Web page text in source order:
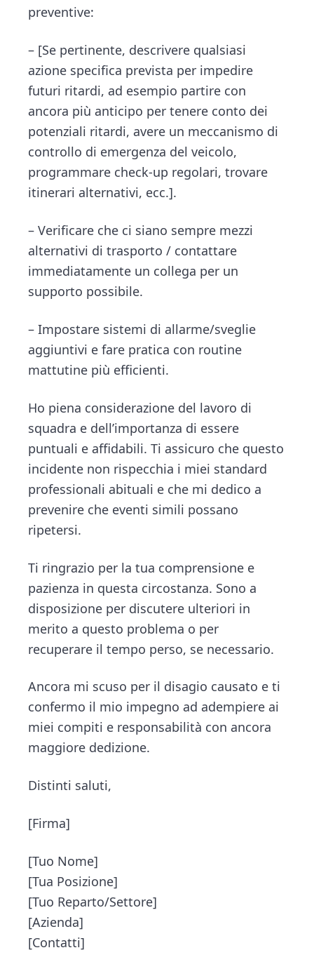
preventive:
– [Se pertinente, descrivere qualsiasi
azione specifica prevista per impedire
futuri ritardi, ad esempio partire con
ancora più anticipo per tenere conto dei
potenziali ritardi, avere un meccanismo di
controllo di emergenza del veicolo,
programmare check-up regolari, trovare
itinerari alternativi, ecc.].
– Verificare che ci siano sempre mezzi
alternativi di trasporto / contattare
immediatamente un collega per un
supporto possibile.
– Impostare sistemi di allarme/sveglie
aggiuntivi e fare pratica con routine
mattutine più efficienti.
Ho piena considerazione del lavoro di
squadra e dell’importanza di essere
puntuali e affidabili. Ti assicuro che questo
incidente non rispecchia i miei standard
professionali abituali e che mi dedico a
prevenire che eventi simili possano
ripetersi.
Ti ringrazio per la tua comprensione e
pazienza in questa circostanza. Sono a
disposizione per discutere ulteriori in
merito a questo problema o per
recuperare il tempo perso, se necessario.
Ancora mi scuso per il disagio causato e ti
confermo il mio impegno ad adempiere ai
miei compiti e responsabilità con ancora
maggiore dedizione.
Distinti saluti,
[Firma]
[Tuo Nome]
[Tua Posizione]
[Tuo Reparto/Settore]
[Azienda]
[Contatti]